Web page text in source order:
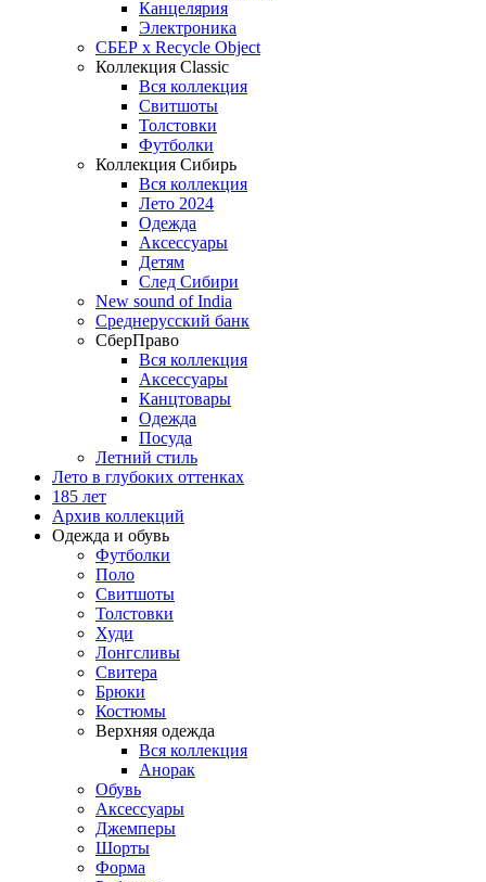
Канцелярия
Электроника
СБЕР x Recycle Object
Коллекция Classic
Вся коллекция
Свитшоты
Толстовки
Футболки
Коллекция Сибирь
Вся коллекция
Лето 2024
Одежда
Аксессуары
Детям
След Сибири
New sound of India
Среднерусский банк
СберПраво
Вся коллекция
Аксессуары
Канцтовары
Одежда
Посуда
Летний стиль
Лето в глубоких оттенках
185 лет
Архив коллекций
Одежда и обувь
Футболки
Поло
Свитшоты
Толстовки
Худи
Лонгсливы
Свитера
Брюки
Костюмы
Верхняя одежда
Вся коллекция
Анорак
Обувь
Аксессуары
Джемперы
Шорты
Форма